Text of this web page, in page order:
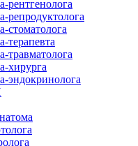
рентгенолога
репродуктолога
стоматолога
терапевта
травматолога
хирурга
эндокринолога